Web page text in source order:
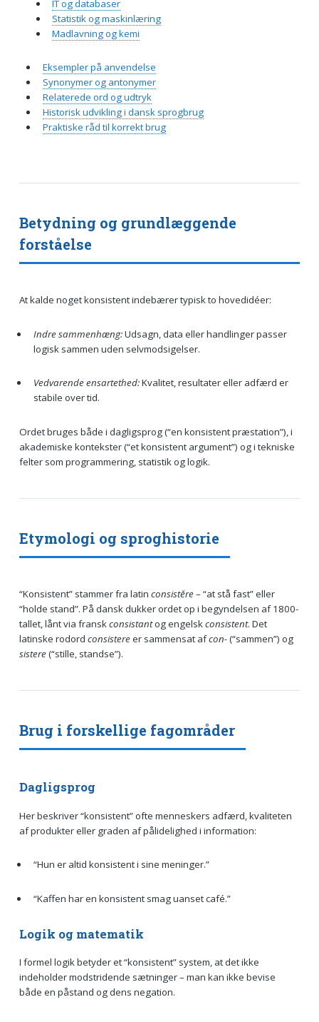
Betydning og grundlæggende
forståelse
At kalde noget konsistent indebærer typisk to hovedidéer:
Indre sammenhæng:Udsagn, data eller handlinger passer
logisk sammen uden selvmodsigelser.
Vedvarende ensartethed:Kvalitet, resultater eller adfærd er
stabile over tid.
Ordet bruges både i dagligsprog (“en konsistent præstation”), i
akademiske kontekster (“et konsistent argument”) og i tekniske
felter som programmering, statistik og logik.
Etymologi og sproghistorie
“Konsistent” stammer fra latin consistĕre– “at stå fast” eller
“holde stand”. På dansk dukker ordet op i begyndelsen af 1800-
tallet, lånt via franskconsistantog engelskconsistent. Det
latinske rodord consistereer sammensat afcon-(“sammen”) og
sistere(“stille, standse”).
Brug i forskellige fagområder
Dagligsprog
Her beskriver “konsistent” ofte menneskers adfærd, kvaliteten
af produkter eller graden af pålidelighed i information:
“Hun er altid konsistent i sine meninger.”
“Kaffen har en konsistent smag uanset café.”
Logik og matematik
I formel logik betyder et “konsistent” system, at det ikke
indeholder modstridende sætninger – man kan ikke bevise
både en påstand og dens negation.
IT og databaser
Statistik og maskinlæring
Madlavning og kemi
Eksempler på anvendelse
Synonymer og antonymer
Relaterede ord og udtryk
Historisk udvikling i dansk sprogbrug
Praktiske råd til korrekt brug